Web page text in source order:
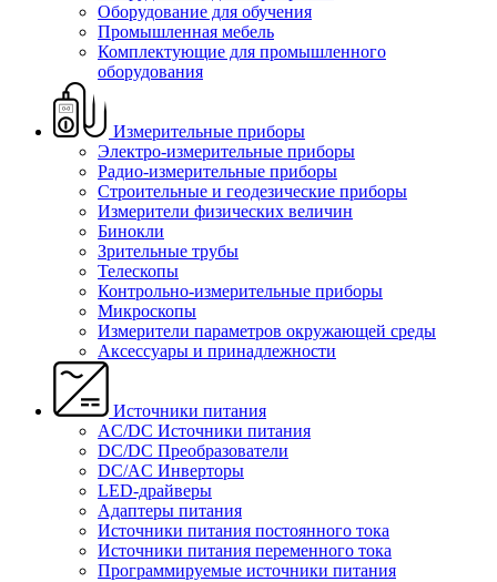
Оборудование для обучения
Промышленная мебель
Комплектующие для промышленного
оборудования
Измерительные приборы
Электро-измерительные приборы
Радио-измерительные приборы
Строительные и геодезические приборы
Измерители физических величин
Бинокли
Зрительные трубы
Телескопы
Контрольно-измерительные приборы
Микроскопы
Измерители параметров окружающей среды
Аксессуары и принадлежности
Источники питания
AC/DC Источники питания
DC/DC Преобразователи
DC/AC Инверторы
LED-драйверы
Адаптеры питания
Источники питания постоянного тока
Источники питания переменного тока
Программируемые источники питания